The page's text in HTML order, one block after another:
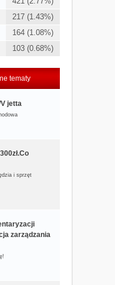
217 (1.43%)
164 (1.08%)
103 (0.68%)
tematy
jetta
i sprzęt
zarządzania